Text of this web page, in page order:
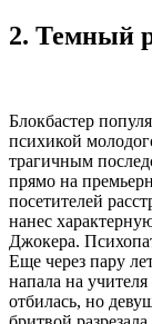
2. Темный
Блокбастер
психикой
трагичным
прямо на
посетителей
нанес
Джокера.
Еще через пару
напала на
отбилась, но